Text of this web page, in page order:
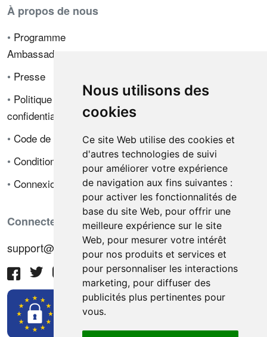
Nous utilisons des
cookies
Ce site Web utilise des cookies et
d'autres technologies de suivi
pour améliorer votre expérience
de navigation aux fins suivantes :
pour activer les fonctionnalités de
base du site Web, pour offrir une
meilleure expérience sur le site
Web, pour mesurer votre intérêt
pour nos produits et services et
pour personnaliser les interactions
marketing, pour diffuser des
publicités plus pertinentes pour
vous.
À propos de nous
• Programme
Ambassadeur
• Presse
• Politique de
confidentialité
• Code de déontologie
• Conditions de vente
• Connexion
Connectez-vous avec nous
support@hiringnotes.com